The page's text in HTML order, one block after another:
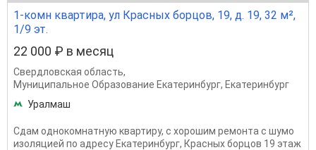
1-комн квартира, ул Красных борцов, 19, д. 19, 32 м²,
1/9 эт.
22 000 ₽ в месяц
Свердловская область,
Муниципальное Образование Екатеринбург, Екатеринбург
Уралмаш
Сдам однокомнатную квартиру, с хорошим ремонта с шумо
изоляцией по адресу Екатеринбург, Красных борцов 19 этаж